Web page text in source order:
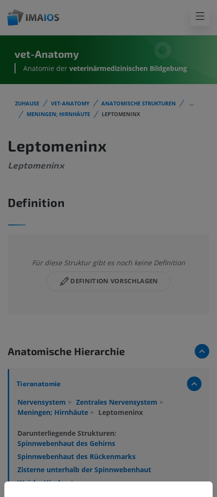
vet-Anatomy
Anatomie der veterinärmedizinischen Bildgebung
ZUHAUSE VET-ANATOMY ANATOMISCHE STRUKTUREN
...
MENINGEN; HIRNHÄUTE
LEPTOMENINX
Leptomeninx
Leptomeninx
Definition
Für diese Struktur gibt es noch keine Definition
DEFINITION VORSCHLAGEN
Anatomische Hierarchie
Tieranatomie
Nervensystem > Zentrales Nervensystem >
Meningen; Hirnhäute > Leptomeninx
Darunterliegende Strukturen:
Spinnwebenhaut des Gehirns
Spinnwebenhaut des Rückenmarks
Zisterne unterhalb der Spinnwebenhaut
Weiche Hirnhaut